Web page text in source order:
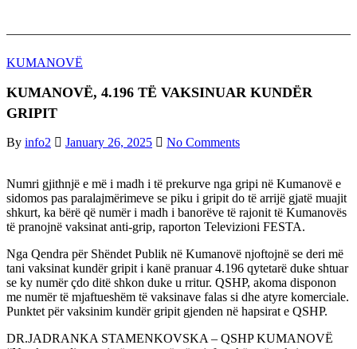
KUMANOVË
KUMANOVË, 4.196 TË VAKSINUAR KUNDËR
GRIPIT
By info2 January 26, 2025 No Comments
Numri gjithnjë e më i madh i të prekurve nga gripi në Kumanovë e
sidomos pas paralajmërimeve se piku i gripit do të arrijë gjatë muajit
shkurt, ka bërë që numër i madh i banorëve të rajonit të Kumanovës
të pranojnë vaksinat anti-grip, raporton Televizioni FESTA.
Nga Qendra për Shëndet Publik në Kumanovë njoftojnë se deri më
tani vaksinat kundër gripit i kanë pranuar 4.196 qytetarë duke shtuar
se ky numër çdo ditë shkon duke u rritur. QSHP, akoma disponon
me numër të mjaftueshëm të vaksinave falas si dhe atyre komerciale.
Punktet për vaksinim kundër gripit gjenden në hapsirat e QSHP.
DR.JADRANKA STAMENKOVSKA – QSHP KUMANOVË